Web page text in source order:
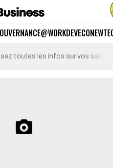
@WORKDEVECO
toutes les infos sur vos